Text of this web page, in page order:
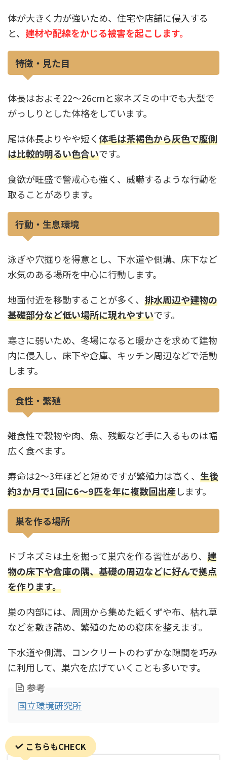
体が大きく力が強いため、住宅や店舗に侵入する
と、 建材や配線をかじる被害を起こします。
特徴・見た目
体長はおよそ22〜26cmと家ネズミの中でも大型で
がっしりとした体格をしています。
尾は体長よりやや短く体毛は茶褐色から灰色で腹側
は比較的明るい色合いです。
食欲が旺盛で警戒心も強く、威嚇するような行動を
取ることがあります。
行動・生息環境
泳ぎや穴掘りを得意とし、下水道や側溝、床下など
水気のある場所を中心に行動します。
地面付近を移動することが多く、 排水周辺や建物の
基礎部分など低い場所に現れやすいです。
寒さに弱いため、冬場になると暖かさを求めて建物
内に侵入し、床下や倉庫、キッチン周辺などで活動
します。
食性・繁殖
雑食性で穀物や肉、魚、残飯など手に入るものは幅
広く食べます。
寿命は2〜3年ほどと短めですが繁殖力は高く、 生後
約3か月で1回に6〜9匹を年に複数回出産します。
巣を作る場所
ドブネズミは土を掘って巣穴を作る習性があり、 建
物の床下や倉庫の隅、基礎の周辺などに好んで拠点
を作ります。
巣の内部には、周囲から集めた紙くずや布、枯れ草
などを敷き詰め、繁殖のための寝床を整えます。
下水道や側溝、コンクリートのわずかな隙間を巧み
に利用して、巣穴を広げていくことも多いです。
参考
国立環境研究所
こちらもCHECK